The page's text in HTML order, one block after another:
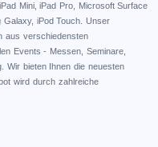
Mini, iPad Pro, Microsoft Surface
Galaxy, iPod Touch. Unser
aus verschiedensten
Events - Messen, Seminare,
Wir bieten Ihnen die neuesten
wird durch zahlreiche